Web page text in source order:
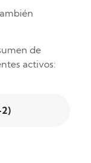
de
activos: